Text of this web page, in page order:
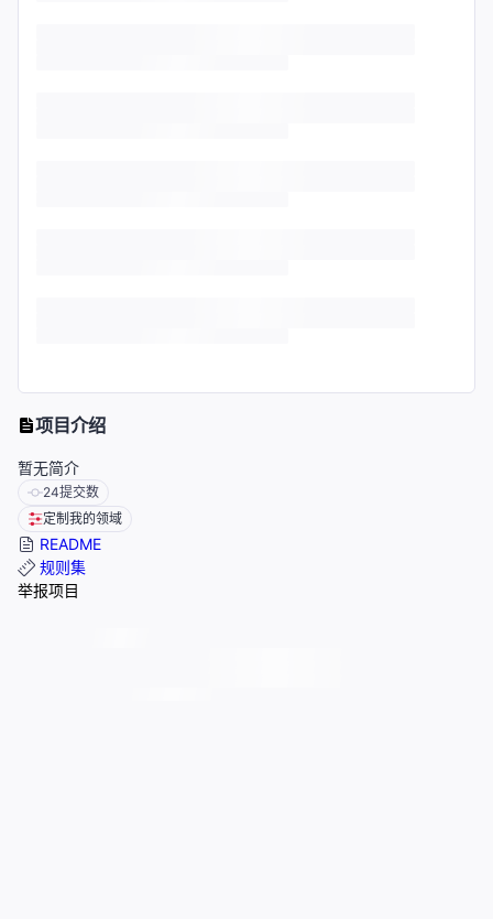
项目介绍
暂无简介
24提交数
定制我的领域
README
规则集
举报项目